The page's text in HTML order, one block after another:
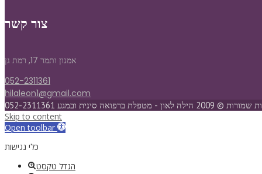
צור קשר
אמנון ותמר 17, רמת גן
052-2311361
hilaleon1@gmail.com
לאון - מטפלת ברפואה סינית ובמגע 052-2311361
Skip to content
Open toolbar
כלי נגישות
הגדל טקסט